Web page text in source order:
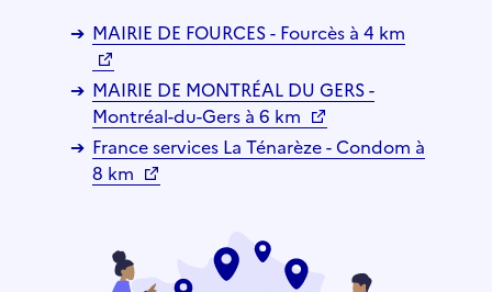
MAIRIE DE FOURCES - Fourcès à 4 km
MAIRIE DE MONTRÉAL DU GERS -
Montréal-du-Gers à 6 km
France services La Ténarèze - Condom à
8 km